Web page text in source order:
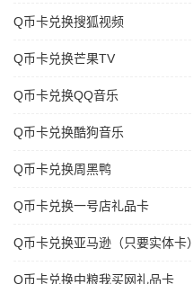
Q币卡兑换搜狐视频
Q币卡兑换芒果TV
Q币卡兑换QQ音乐
Q币卡兑换酷狗音乐
Q币卡兑换周黑鸭
Q币卡兑换一号店礼品卡
Q币卡兑换亚马逊（只要实体卡）
Q币卡兑换中粮我买网礼品卡